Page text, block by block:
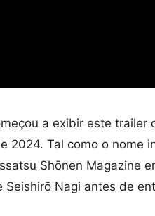
a exibir este trailer
2024. Tal como o nome
Shōnen Magazine
Nagi antes de